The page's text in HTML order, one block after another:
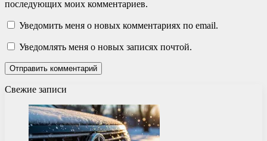
последующих моих комментариев.
Уведомить меня о новых комментариях по email.
Уведомлять меня о новых записях почтой.
Свежие записи